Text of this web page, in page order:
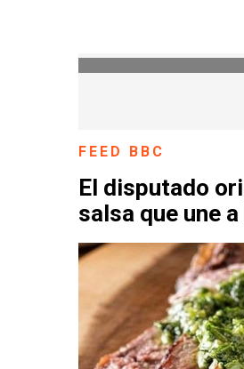
FEED BBC
El disputado
salsa que une